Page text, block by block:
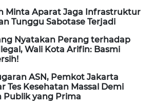
Minta Aparat Jaga Infrastruktur
Tunggu Sabotase Terjadi
Nyatakan Perang terhadap
Wali Kota Arifin: Basmi
ASN, Pemkot Jakarta
Tes Kesehatan Massal Demi
Publik yang Prima